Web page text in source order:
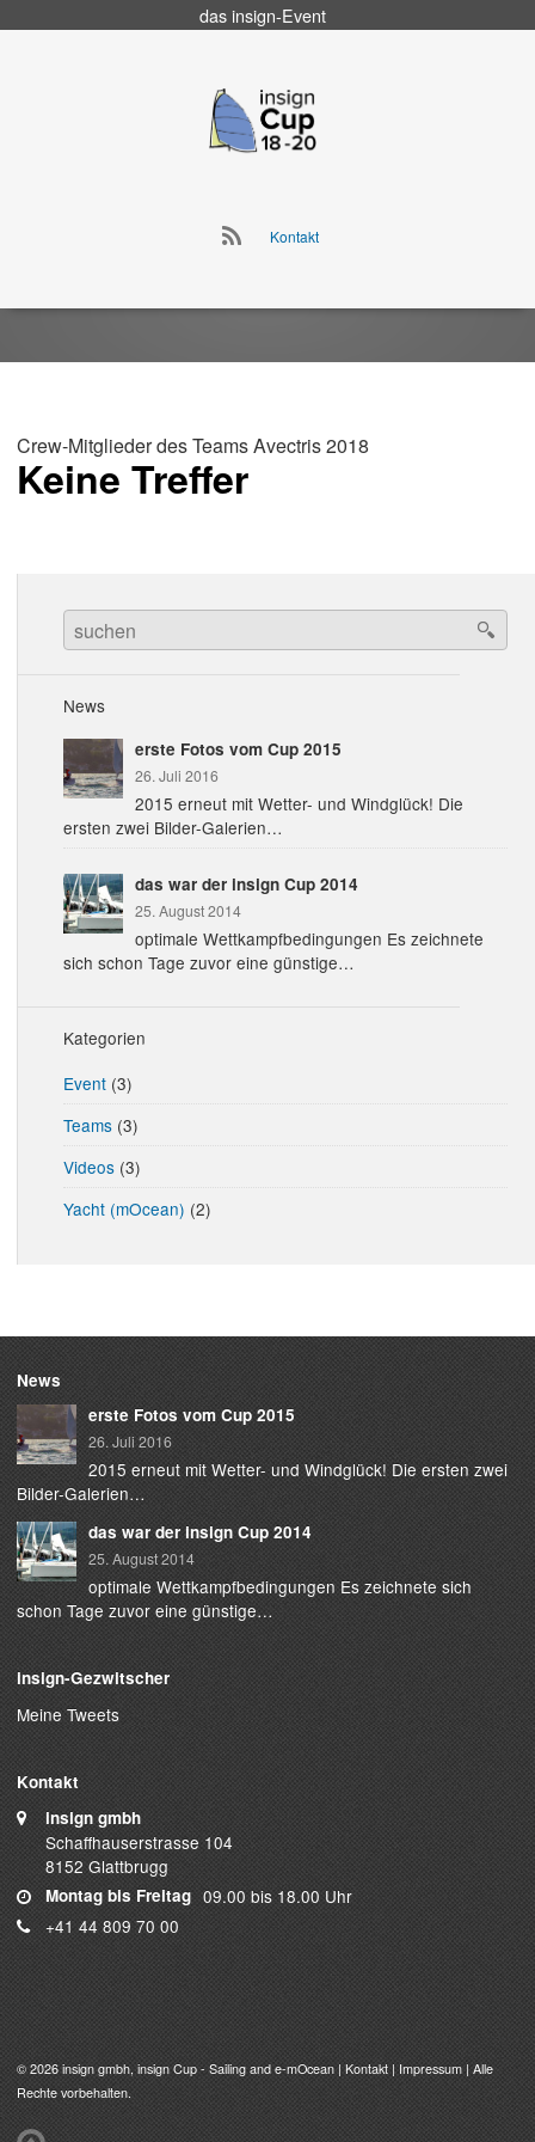
dasinsign-Event
navigation
Kontakt
Crew-Mitglieder des Teams Avectris 2018
Keine Treffer
Search
for:
News
erste Fotos vom Cup 2015
26. Juli 2016
2015 erneut mit Wetter- und Windglück! Die
ersten zwei Bilder-Galerien…
das war der insign Cup 2014
25. August 2014
optimale Wettkampfbedingungen Es zeichnete
sich schon Tage zuvor eine günstige…
Kategorien
Event(3)
Teams(3)
Videos(3)
Yacht (mOcean) (2)
News
erste Fotos vom Cup 2015
26. Juli 2016
2015 erneut mit Wetter- und Windglück! Die ersten zwei
Bilder-Galerien…
das war der insign Cup 2014
25. August 2014
optimale Wettkampfbedingungen Es zeichnete sich
schon Tage zuvor eine günstige…
insign-Gezwitscher
Meine Tweets
Kontakt
insign gmbh
Schaffhauserstrasse 104
8152 Glattbrugg
Montag bis Freitag 09.00 bis 18.00 Uhr
+41 44 809 70 00
© 2026 insign gmbh, insign Cup - Sailing and e-mOcean | Kontakt | Impressum | Alle
Rechte vorbehalten.